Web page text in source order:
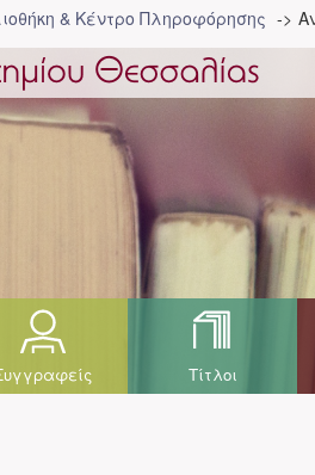
& Κέντρο Πληροφόρησης
Τίτλοι